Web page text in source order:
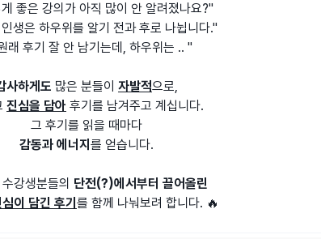
좋은 강의가 아직 많이 안 알려졌나요?"
생은 하우위를 알기 전과 후로 나뉩니다."
래 후기 잘 안 남기는데, 하우위는 .. "
사하게도 많은 분들이 자발적으로,
진심을 담아 후기를 남겨주고 계십니다.
그 후기를 읽을 때마다
감동과 에너지 를 얻습니다.
강생분들의 단전(?)에서부터 끌어올린
이 담긴 후기 를 함께 나눠보려 합니다. 🔥